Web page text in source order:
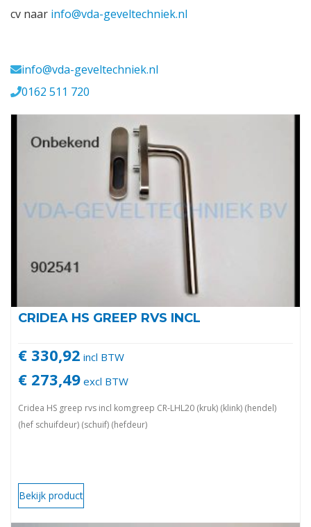
Vacatures
cv naar info@vda-geveltechniek.nl
info@vda-geveltechniek.nl
0162 511 720
CRIDEA HS GREEP RVS INCL
€ 330,92 incl BTW
€ 273,49 excl BTW
Cridea HS greep rvs incl komgreep CR-LHL20 (kruk) (klink) (hendel)
(hef schuifdeur) (schuif) (hefdeur)
Bekijk product